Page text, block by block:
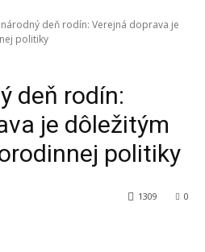
deň rodín: Verejná doprava je
politiky
deň rodín:
je dôležitým
politiky
0
1309